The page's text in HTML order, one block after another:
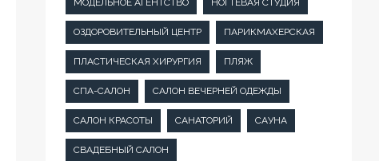
МОДЕЛЬНОЕ АГЕНТСТВО НОГТЕВАЯ СТУДИЯ
ОЗДОРОВИТЕЛЬНЫЙ ЦЕНТР ПАРИКМАХЕРСКАЯ
ПЛАСТИЧЕСКАЯ ХИРУРГИЯ ПЛЯЖ
СПА-САЛОН САЛОН ВЕЧЕРНЕЙ ОДЕЖДЫ
САЛОН КРАСОТЫ САНАТОРИЙ САУНА
СВАДЕБНЫЙ САЛОН